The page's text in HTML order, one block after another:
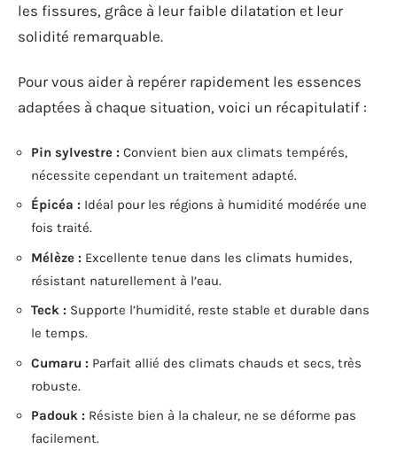
les fissures, grâce à leur faible dilatation et leur
solidité remarquable.
Pour vous aider à repérer rapidement les essences
adaptées à chaque situation, voici un récapitulatif :
Pin sylvestre : Convient bien aux climats tempérés,
nécessite cependant un traitement adapté.
Épicéa : Idéal pour les régions à humidité modérée une
fois traité.
Mélèze : Excellente tenue dans les climats humides,
résistant naturellement à l’eau.
Teck : Supporte l’humidité, reste stable et durable dans
le temps.
Cumaru : Parfait allié des climats chauds et secs, très
robuste.
Padouk : Résiste bien à la chaleur, ne se déforme pas
facilement.